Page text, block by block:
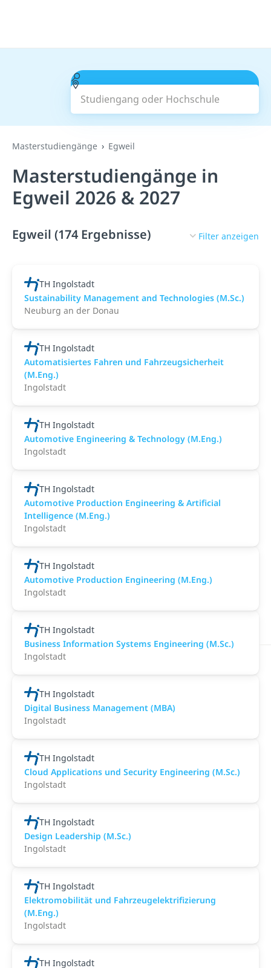
Studiengang oder Hochschule
Suchen
Masterstudiengänge Egweil
Masterstudiengänge in
Egweil 2026 & 2027
Egweil (174 Ergebnisse) Filter anzeigen
TH Ingolstadt
Sustainability Management and Technologies (M.Sc.)
Neuburg an der Donau
TH Ingolstadt
Automatisiertes Fahren und Fahrzeugsicherheit
(M.Eng.)
Ingolstadt
TH Ingolstadt
Automotive Engineering & Technology (M.Eng.)
Ingolstadt
TH Ingolstadt
Automotive Production Engineering & Artificial
Intelligence (M.Eng.)
Ingolstadt
TH Ingolstadt
Automotive Production Engineering (M.Eng.)
Ingolstadt
TH Ingolstadt
Business Information Systems Engineering (M.Sc.)
Ingolstadt
TH Ingolstadt
Digital Business Management (MBA)
Ingolstadt
TH Ingolstadt
Cloud Applications und Security Engineering (M.Sc.)
Ingolstadt
TH Ingolstadt
Design Leadership (M.Sc.)
Ingolstadt
TH Ingolstadt
Elektromobilität und Fahrzeugelektrifizierung
(M.Eng.)
Ingolstadt
TH Ingolstadt